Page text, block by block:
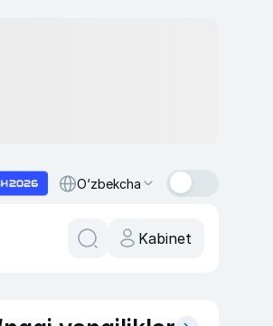
O‘zbekcha
Kabinet